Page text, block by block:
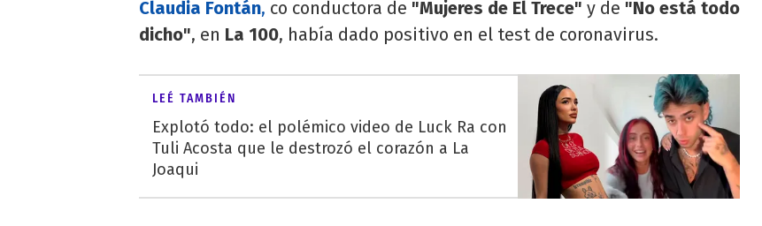
Claudia Fontán, co conductora de "Mujeres de El Trece" y de "No está todo
dicho", en La 100, había dado positivo en el test de coronavirus.
LEÉ TAMBIÉN
Explotó todo: el polémico video de Luck Ra con
Tuli Acosta que le destrozó el corazón a La
Joaqui